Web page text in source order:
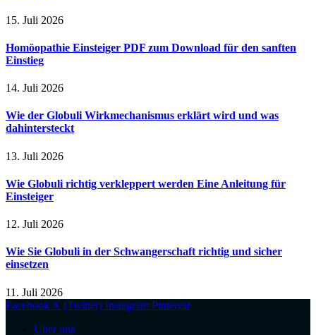
15. Juli 2026
Homöopathie Einsteiger PDF zum Download für den sanften
Einstieg
14. Juli 2026
Wie der Globuli Wirkmechanismus erklärt wird und was
dahintersteckt
13. Juli 2026
Wie Globuli richtig verkleppert werden Eine Anleitung für
Einsteiger
12. Juli 2026
Wie Sie Globuli in der Schwangerschaft richtig und sicher
einsetzen
11. Juli 2026
Facebook X (Twitter) Instagram Pinterest
Über uns